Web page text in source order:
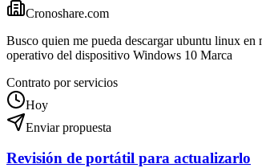
Cronoshare.com
Busco quien me pueda descargar ubuntu linux
operativo del dispositivo Windows 10 Marca
Contrato por servicios
Hoy
Enviar propuesta
Revisión de portátil para actualizarlo